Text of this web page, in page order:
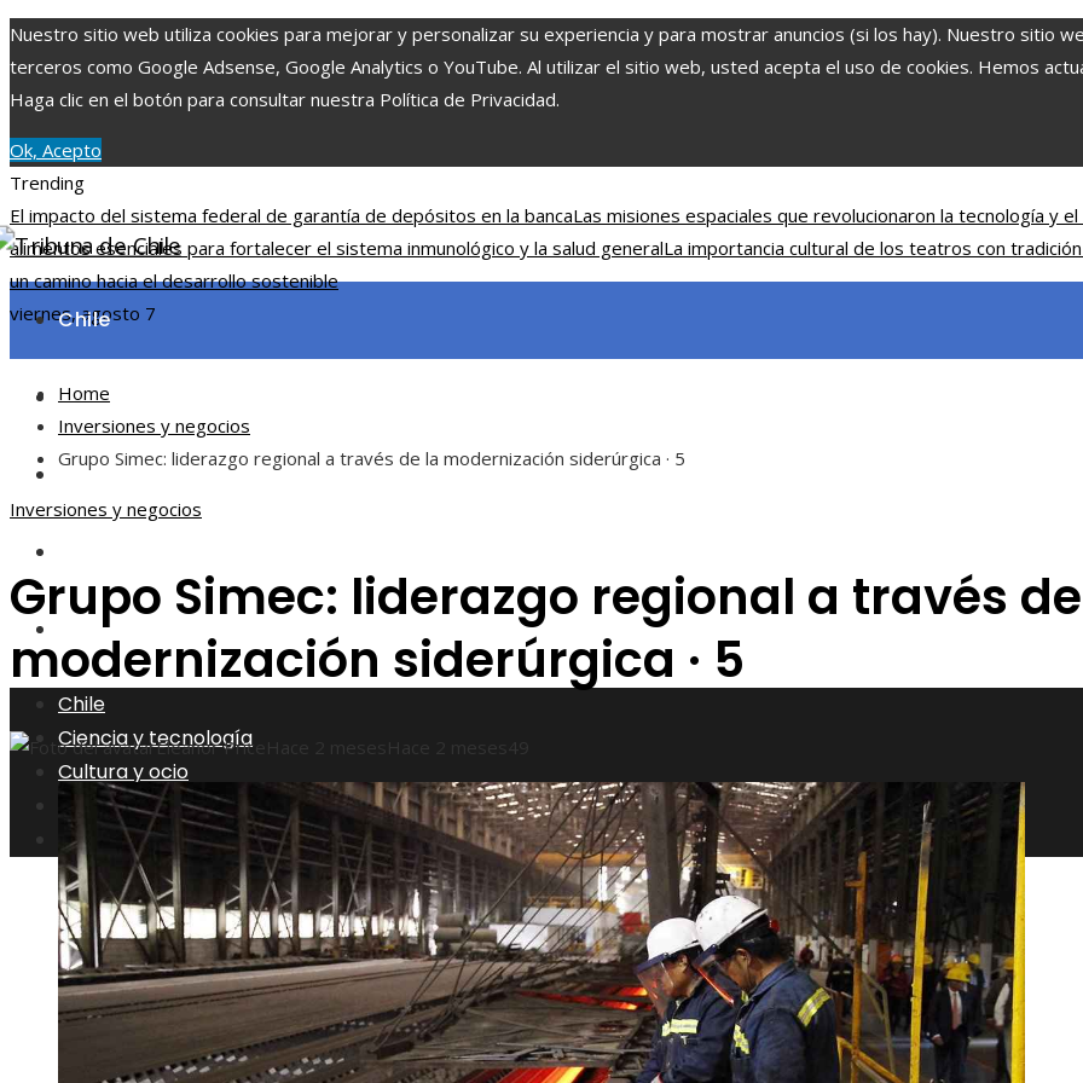
Nuestro sitio web utiliza cookies para mejorar y personalizar su experiencia y para mostrar anuncios (si los hay). Nuestro sitio
terceros como Google Adsense, Google Analytics o YouTube. Al utilizar el sitio web, usted acepta el uso de cookies. Hemos
Haga clic en el botón para consultar nuestra Política de Privacidad.
Ok, Acepto
Trending
El impacto del sistema federal de garantía de depósitos en la bancaLas misiones espaciales que revolucionaron la tecnología y
alimentos esenciales para fortalecer el sistema inmunológico y la salud generalLa importancia cultural de los teatros con
un camino hacia el desarrollo sostenible
viernes, agosto 7
Chile
Ciencia y tecnología
Cultura y ocio
Inversiones y negocios
Chile
Ciencia y tecnología
Cultura y ocio
Responsabilidad social
Inversiones y negocios
Home
Inversiones y negocios
Grupo Simec: liderazgo regional a través de la modernización siderúrgica · 5
Inversiones y negocios
Grupo Simec: liderazgo regional a través
modernización siderúrgica · 5
Eleanor Price Hace 2 meses Hace 2 meses